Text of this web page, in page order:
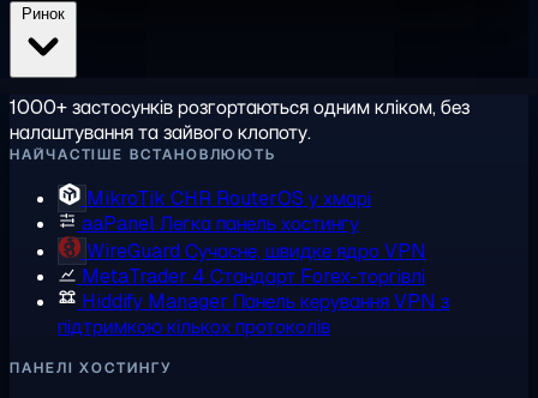
1000+ застосунків розгортаються одним кліком, без
налаштування та зайвого клопоту.
НАЙЧАСТІШЕ ВСТАНОВЛЮЮТЬ
MikroTik CHR RouterOS у хмарі
aaPanelЛегка панель хостингу
WireGuard Сучасне, швидке ядро VPN
MetaTrader 4 Стандарт Forex-торгівлі
Hiddify Manager Панель керування VPN з
підтримкою кількох протоколів
ПАНЕЛІ ХОСТИНГУ